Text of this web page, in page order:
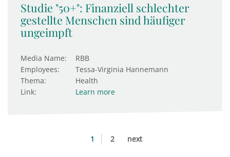
Studie "50+": Finanziell schlechter
gestellte Menschen sind häufiger
ungeimpft
Media Name:
RBB
Employees:
Tessa-Virginia Hannemann
Thema:
Health
Link:
Learn more
1 2 next